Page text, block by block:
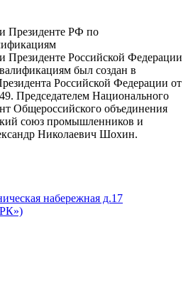
Президенте РФ по
Президенте Российской Федерации
был создан в
Российской Федерации от
Председателем Национального
Общероссийского объединения
союз промышленников и
Николаевич Шохин.
набережная д.17